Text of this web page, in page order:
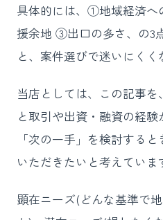
具体的には、①地域経済
援余地 ③出口の多さ、の3
と、案件選びで迷いにくく
当店としては、この記事
と取引や出資・融資の経験
「次の一手」を検討する
いただきたいと考えていま
顕在ニーズ(どんな基準で